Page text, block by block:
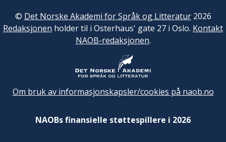
© Det Norske Akademi for Språk og Litteratur2026
Redaksjonen holder til i Osterhaus' gate 27 i Oslo. Kontakt
NAOB-redaksjonen.
Om bruk av informasjonskapsler/cookies på naob.no
NAOBs finansielle støttespillere i 2026